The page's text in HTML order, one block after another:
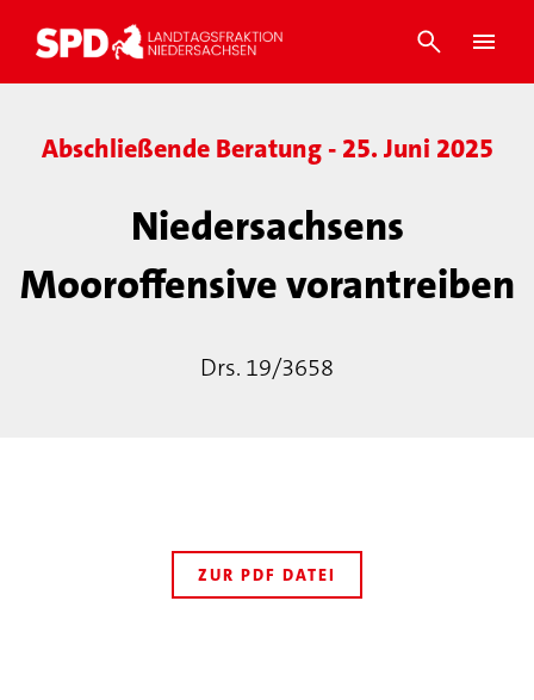
Abschließende Beratung - 25. Juni 2025
Niedersachsens
Mooroffensive vorantreiben
Drs. 19/3658
ZUR PDF DATEI